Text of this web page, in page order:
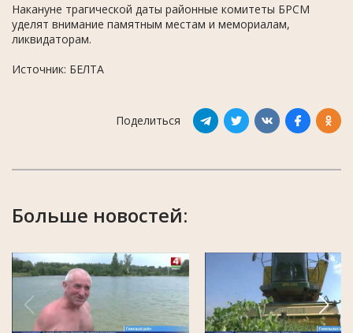
Накануне трагической даты районные комитеты БРСМ
уделят внимание памятным местам и мемориалам,
ликвидаторам.
Источник: БЕЛТА
Поделиться
Больше новостей: